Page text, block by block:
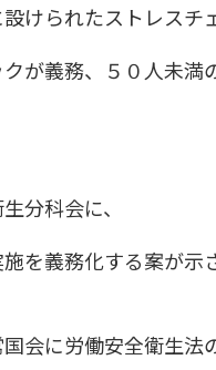
けられたストレスチ
が義務、５０人未満
分科会に、
を義務化する案が示
会に労働安全衛生法